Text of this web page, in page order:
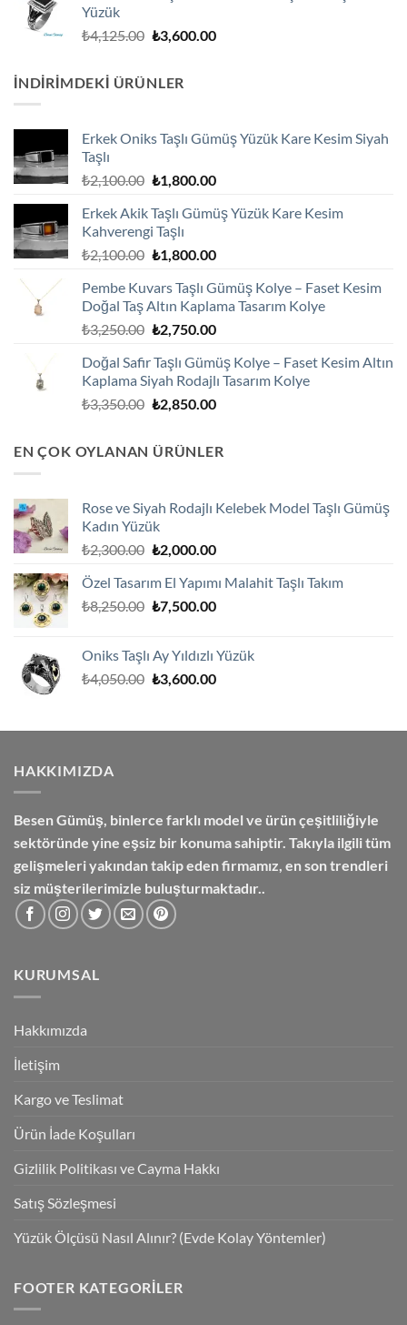
Yüzük
₺4,125.00 Orijinal
₺3,600.00Şu
İNDIRIMDEKI ÜRÜNLER
Erkek Oniks Taşlı Gümüş Yüzük Kare Kesim Siyah
Taşlı
₺2,100.00 Orijinal
₺2,100.00.
₺1,800.00Şu
fiyat:
Erkek Akik Taşlı Gümüş Yüzük Kare Kesim
Kahverengi Taşlı
₺2,100.00 Orijinal
₺2,100.00.
₺1,800.00Şu
fiyat:
₺1,800.00.
Pembe Kuvars Taşlı Gümüş Kolye – Faset Kesim
Doğal Taş Altın Kaplama Tasarım Kolye
₺3,250.00 Orijinal
₺3,250.00.
₺2,750.00Şu
fiyat:
₺2,750.00.
Doğal Safir Taşlı Gümüş Kolye – Faset Kesim Altın
Kaplama Siyah Rodajlı Tasarım Kolye
₺3,350.00 Orijinal
₺3,350.00.
₺2,850.00Şu
₺2,850.00.
EN ÇOK OYLANAN ÜRÜNLER
Rose ve Siyah Rodajlı Kelebek Model Taşlı Gümüş
Kadın Yüzük
₺2,300.00 Orijinal
₺2,300.00.
₺2,000.00Şu
fiyat:
₺2,000.00.
Özel Tasarım El Yapımı Malahit Taşlı Takım
₺8,250.00 Orijinal
₺7,500.00Şu
₺7,500.00.
Oniks Taşlı Ay Yıldızlı Yüzük
₺4,050.00 Orijinal
₺3,600.00Şu
₺3,600.00.
HAKKIMIZDA
Besen Gümüş, binlerce farklı model ve ürün çeşitliliğiyle
sektöründe yine eşsiz bir konuma sahiptir. Takıyla ilgili tüm
gelişmeleri yakından takip eden firmamız, en son trendleri
siz müşterilerimizle buluşturmaktadır..
KURUMSAL
Hakkımızda
İletişim
Kargo ve Teslimat
Ürün İade Koşulları
Gizlilik Politikası ve Cayma Hakkı
Satış Sözleşmesi
Yüzük Ölçüsü Nasıl Alınır? (Evde Kolay Yöntemler)
FOOTER KATEGORILER